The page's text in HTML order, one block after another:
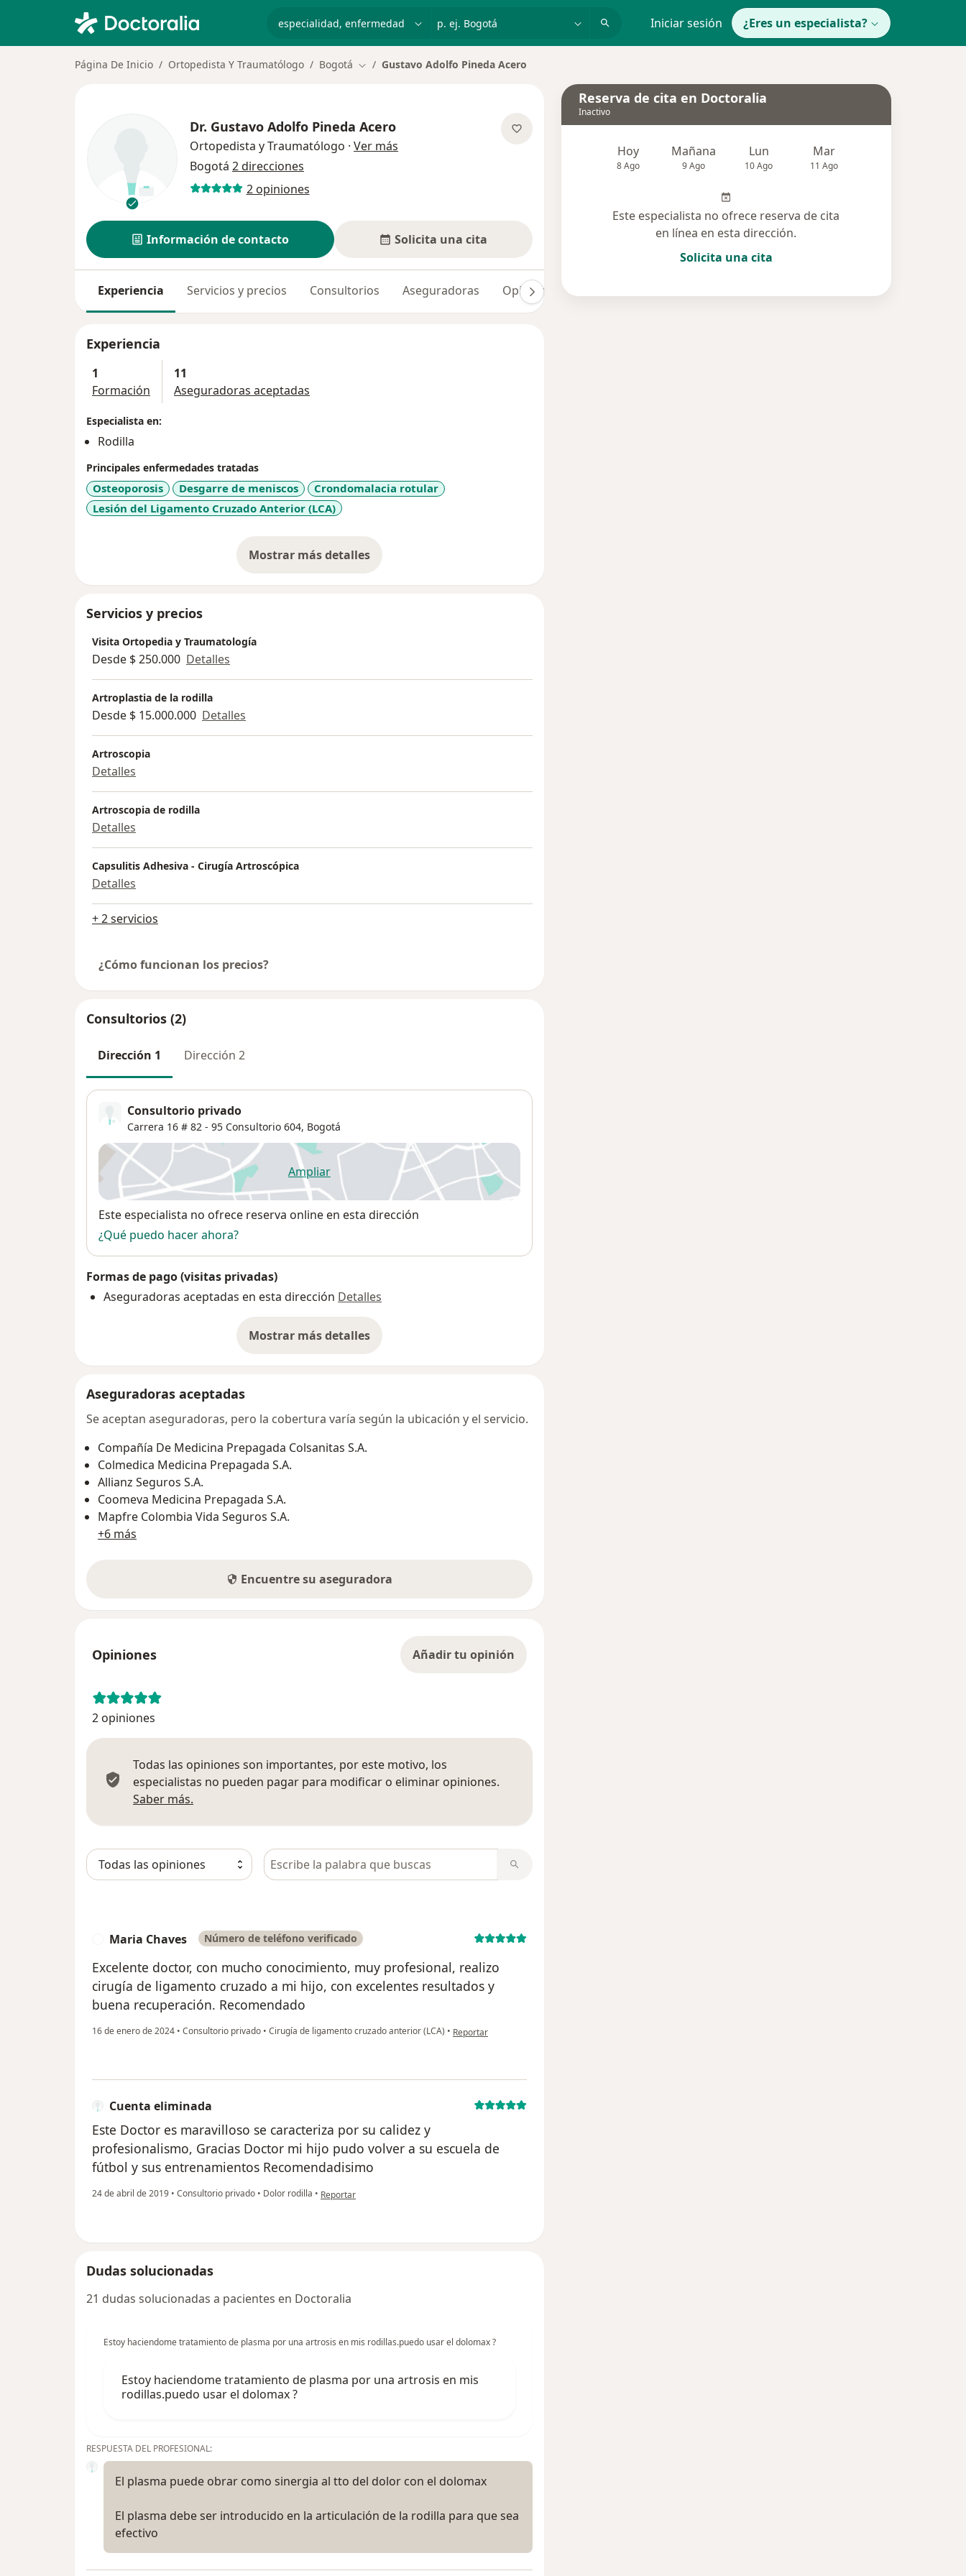
p. ej. Bogotá Iniciar sesión ¿Eres un especialista?
Página De Inicio Ortopedista Y Traumatólogo Bogotá Cambiar de ciudad
Gustavo Adolfo Pineda Acero
Dr. Gustavo Adolfo Pineda Acero
Ortopedista y Traumatólogo · Ver más
Bogotá 2 direcciones
2 opiniones
Información de contacto Solicita una cita
Experiencia Servicios y precios Consultorios Aseguradoras Opiniones (2)
Experiencia
1
Formación
11
Aseguradoras aceptadas
Especialista en:
Rodilla
Principales enfermedades tratadas
Osteoporosis Desgarre de meniscos
Crondomalacia rotular
Lesión del Ligamento Cruzado Anterior (LCA)
Mostrar más detalles
sobre la experiencia
Servicios y precios
Visita Ortopedia y Traumatología
Desde $ 250.000 Detalles
Artroplastia de la rodilla
Desde $ 15.000.000 Detalles
Artroscopia
Detalles
Artroscopia de rodilla
Detalles
Capsulitis Adhesiva - Cirugía Artroscópica
Detalles
+ 2 servicios
¿Cómo funcionan los precios?
Consultorios (2)
Dirección 1 Dirección 2
Consultorio privado
Carrera 16 # 82 - 95 Consultorio 604, Bogotá
Ampliarse abre en una nueva pestaña
Disponibilidad
Este especialista no ofrece reserva online en esta dirección
¿Qué puedo hacer ahora?
Formas de pago (visitas privadas)
Aseguradoras aceptadas en esta dirección Detalles
Mostrar más detalles
sobre la dirección
Aseguradoras aceptadas
Se aceptan aseguradoras, pero la cobertura varía según la ubicación y el servicio.
Compañía De Medicina Prepagada Colsanitas S.A.
Colmedica Medicina Prepagada S.A.
Allianz Seguros S.A.
Coomeva Medicina Prepagada S.A.
Mapfre Colombia Vida Seguros S.A.
+6 más
Encuentre su aseguradora
Opiniones Añadir tu opinión
2 opiniones
Todas las opiniones son importantes, por este motivo, los
especialistas no pueden pagar para modificar o eliminar opiniones.
Saber más.
Busca en opiniones
Maria Chaves Número de teléfono verificado
Excelente doctor, con mucho conocimiento, muy profesional, realizo
cirugía de ligamento cruzado a mi hijo, con excelentes resultados y
buena recuperación. Recomendado
16 de enero de 2024 • Consultorio privado • Cirugía de ligamento cruzado anterior (LCA) • en opinión del usuario Maria Chaves
Reportar
Cuenta eliminada
Este Doctor es maravilloso se caracteriza por su calidez y
profesionalismo, Gracias Doctor mi hijo pudo volver a su escuela de
fútbol y sus entrenamientos Recomendadisimo
24 de abril de 2019 • Consultorio privado • Dolor rodilla • en opinión del usuario Cuenta eliminada
Reportar
Dudas solucionadas
21 dudas solucionadas a pacientes en Doctoralia
Estoy haciendome tratamiento de plasma por una artrosis en mis rodillas.puedo usar el dolomax ?
Estoy haciendome tratamiento de plasma por una artrosis en mis
rodillas.puedo usar el dolomax ?
RESPUESTA DEL PROFESIONAL:
El plasma puede obrar como sinergia al tto del dolor con el dolomax
El plasma debe ser introducido en la articulación de la rodilla para que sea
efectivo
Reserva de cita en Doctoralia
Inactivo
Hoy
8 Ago
Mañana
9 Ago
Lun
10 Ago
Mar
11 Ago
Este especialista no ofrece reserva de cita
en línea en esta dirección.
Solicita una cita